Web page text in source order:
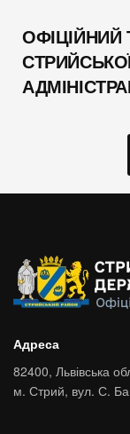
ОФІЦІЙНИЙ
Адреса
82400, Львівська
м. Стрий, вул. С.